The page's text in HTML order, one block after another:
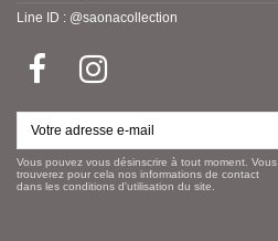
Line ID : @saonacollection
Vous pouvez vous désinscrire à tout moment. Vous
trouverez pour cela nos informations de contact
dans les conditions d'utilisation du site.